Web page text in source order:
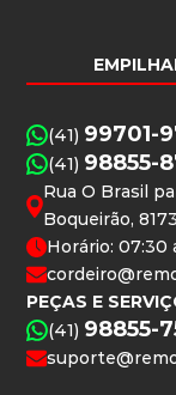
(41) 99701-
(41) 98855-
Rua O Brasil
Boqueirão,
Horário: 07:30
PEÇAS E
(41) 98855-